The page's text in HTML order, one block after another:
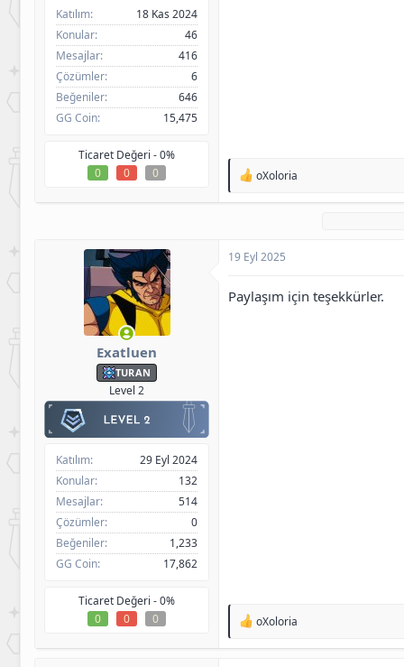
Katılım
18 Kas 2024
Konular
46
Mesajlar
416
Çözümler
6
Beğeniler
646
GG Coin
15,475
Ticaret Değeri -0%
0
0 0
T
p
e
oXoloria
Exatluen
TURAN
Level 2
Katılım
29 Eyl 2024
Konular
132
Mesajlar
514
Çözümler
0
Beğeniler
1,233
GG Coin
17,862
Ticaret Değeri -0%
0
0 0
19 Eyl 2025
Paylaşım için teşekkürler.
T
p
oXoloria